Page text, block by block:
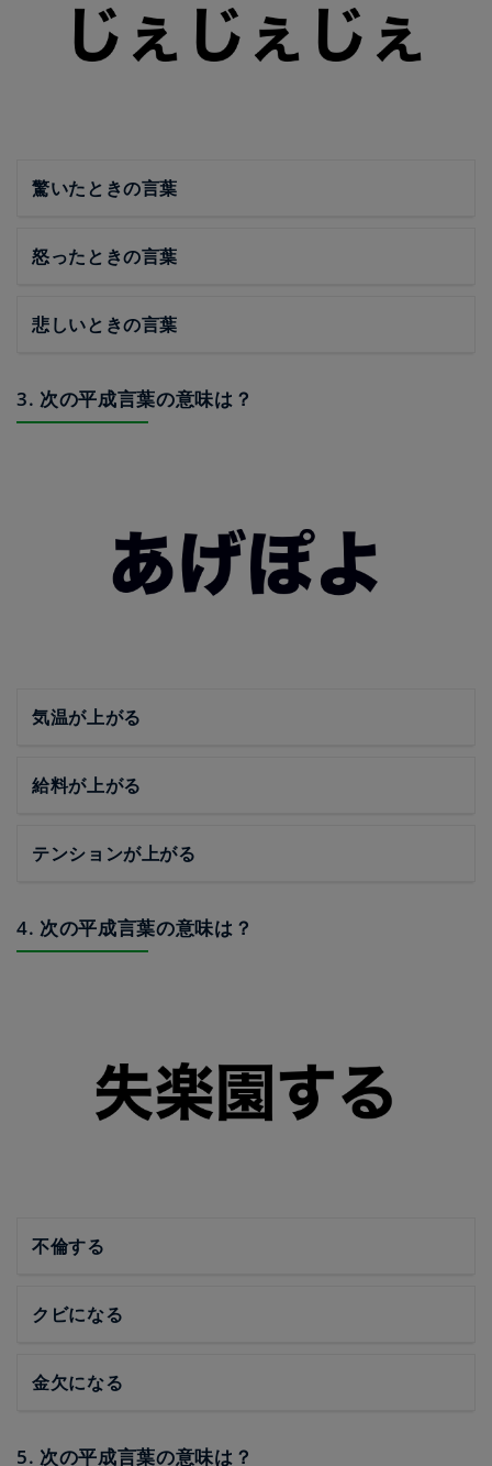
驚いたときの言葉
怒ったときの言葉
悲しいときの言葉
3. 次の平成言葉の意味は？
気温が上がる
給料が上がる
テンションが上がる
4. 次の平成言葉の意味は？
不倫する
クビになる
金欠になる
5. 次の平成言葉の意味は？